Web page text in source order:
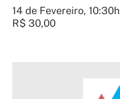
14 de Fevereiro, 10:30h
R$ 30,00